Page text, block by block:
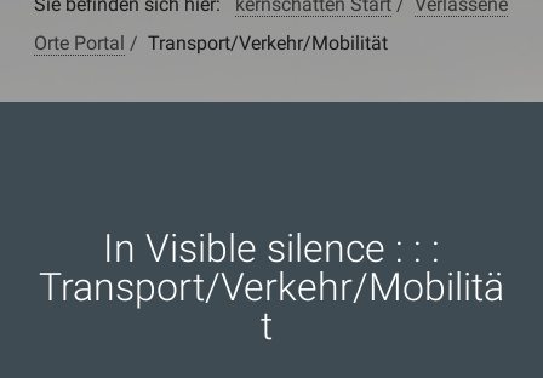
Orte Portal / Transport/Verkehr/Mobilität
⁣In Visible silence : : :
Transport/Verkehr/Mobilitä
t